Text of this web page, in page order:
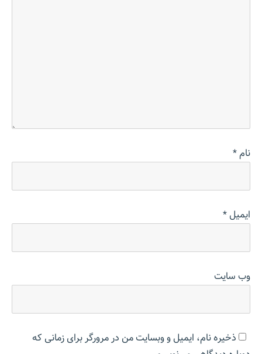
نام*
ایمیل*
وب‌ سایت
ذخیره نام، ایمیل و وبسایت من در مرورگر برای زمانی که